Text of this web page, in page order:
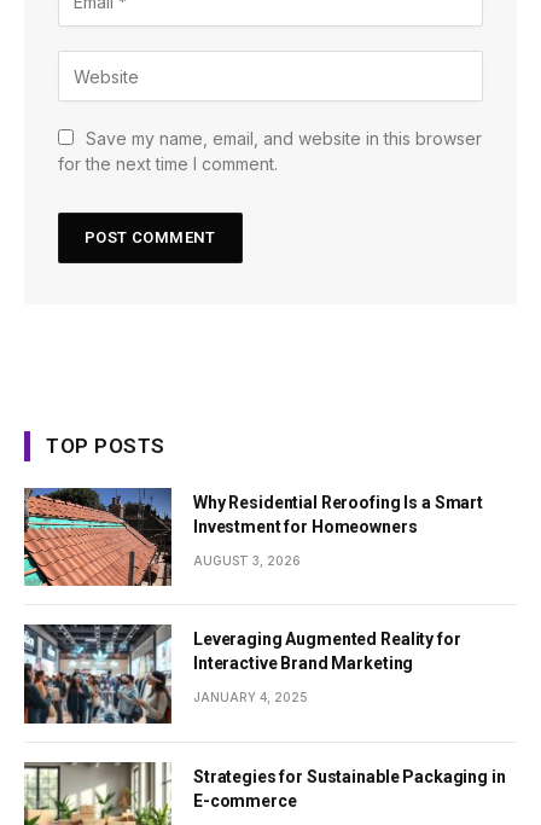
Save my name, email, and website in this browser
for the next time I comment.
TOP POSTS
Why Residential Reroofing Is a Smart
Investment for Homeowners
AUGUST 3, 2026
Leveraging Augmented Reality for
Interactive Brand Marketing
JANUARY 4, 2025
Strategies for Sustainable Packaging in
E-commerce